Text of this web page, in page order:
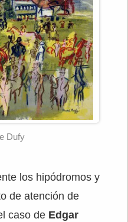
Dufy
los hipódromos y
de atención de
caso de Edgar